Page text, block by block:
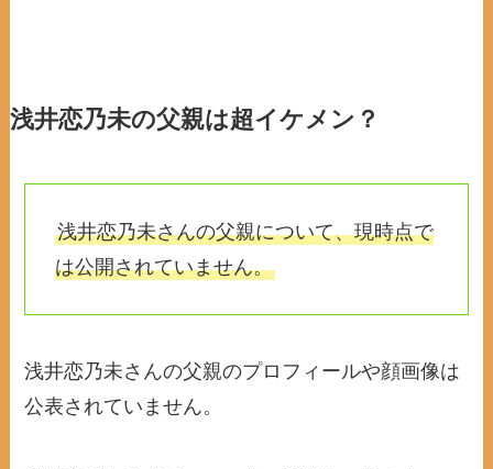
浅井恋乃未の父親は超イケメン？
浅井恋乃未さんの父親について、現時点で
は公開されていません。
浅井恋乃未さんの父親のプロフィールや顔画像は
公表されていません。